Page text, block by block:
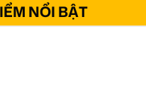
NỔI BẬT